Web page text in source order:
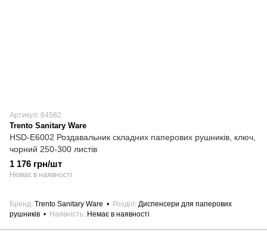
Артикул: 64582
Trento Sanitary Ware
HSD-E6002 Роздавальник складних паперових рушників, ключ,
чорний 250-300 листів
1 176 грн/шт
Немає в наявності
Бренд Trento Sanitary Ware Розділ Диспенсери для паперових
рушників
Наявність Немає в наявності